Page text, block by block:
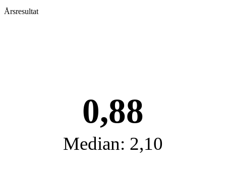
Årsresultat
0,88
Median: 2,10